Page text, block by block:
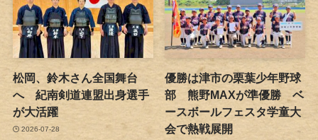
松岡、鈴木さん全国舞台
へ 紀南剣道連盟出身選手
が大活躍
2026-07-28
優勝は津市の栗葉少年野球
部 熊野MAXが準優勝 ベ
ースボールフェスタ学童大
会で熱戦展開